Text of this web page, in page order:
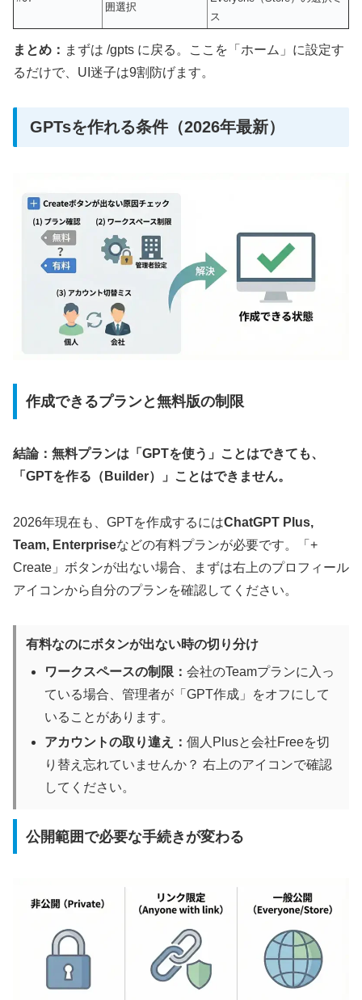
囲選択
ス
まとめ： まずは /gpts に戻る。ここを「ホーム」に設定す
るだけで、UI迷子は9割防げます。
GPTsを作れる条件（2026年最新）
作成できるプランと無料版の制限
結論： 無料プランは「GPTを使う」ことはできても、
「GPTを作る（Builder）」ことはできません。
2026年現在も、GPTを作成するにはChatGPT Plus,
Team, Enterpriseなどの有料プランが必要です。「+
Create」ボタンが出ない場合、まずは右上のプロフィール
アイコンから自分のプランを確認してください。
有料なのにボタンが出ない時の切り分け
ワークスペースの制限：会社のTeamプランに入っ
ている場合、管理者が「GPT作成」をオフにして
いることがあります。
アカウントの取り違え：個人Plusと会社Freeを切
り替え忘れていませんか？ 右上のアイコンで確認
してください。
公開範囲で必要な手続きが変わる